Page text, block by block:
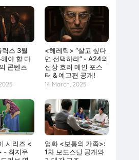
스 3월
야 할 다
콘텐츠
<헤레틱> “살고 싶다
면 선택하라” - A24의
신상 호러 메인 포스
터 & 예고편 공개!
14 March, 2025
시리즈 <
- 최지우
영화 <보통의 가족>:
1차 보도스틸 공개와